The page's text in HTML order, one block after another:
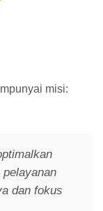
misi:
dan fokus